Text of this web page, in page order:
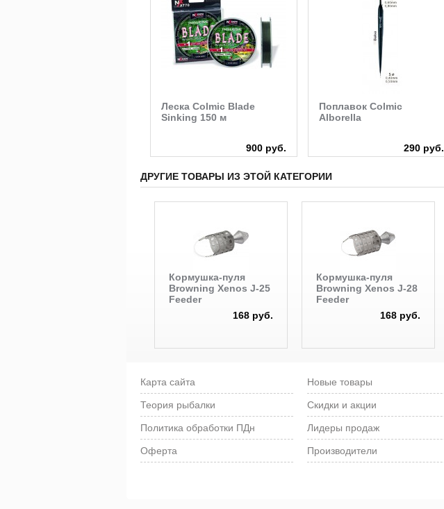
Леска Colmic Blade
Sinking 150 м
900 руб.
Поплавок Colmic
Alborella
290 руб.
ДРУГИЕ ТОВАРЫ ИЗ ЭТОЙ КАТЕГОРИИ
Кормушка-пуля
Browning Xenos J-25
Feeder
168 руб.
Кормушка-пуля
Browning Xenos J-28
Feeder
168 руб.
Карта сайта
Теория рыбалки
Политика обработки ПДн
Оферта
Новые товары
Скидки и акции
Лидеры продаж
Производители